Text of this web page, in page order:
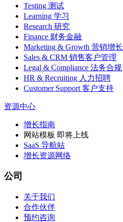
Testing 测试
Learning 学习
Research 研究
Finance 财务金融
Marketing & Growth 营销增长
Sales & CRM 销售客户管理
Legal & Compliance 法务合规
HR & Recruiting 人力招聘
Customer Support 客户支持
资源中心
增长指南
网站模板 即将上线
SaaS 导航站
增长资源网络
公司
关于我们
合作伙伴
预约咨询